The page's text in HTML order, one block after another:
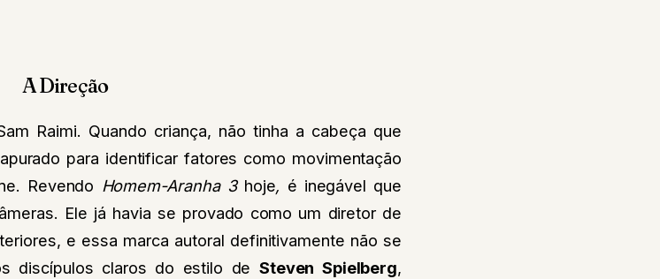
A Direção
Raimi. Quando criança, não tinha a cabeça que
para identificar fatores como movimentação
Revendo Homem-Aranha 3 hoje, é inegável que
Ele já havia se provado como um diretor de
e essa marca autoral definitivamente não se
discípulos claros do estilo de Steven Spielberg,